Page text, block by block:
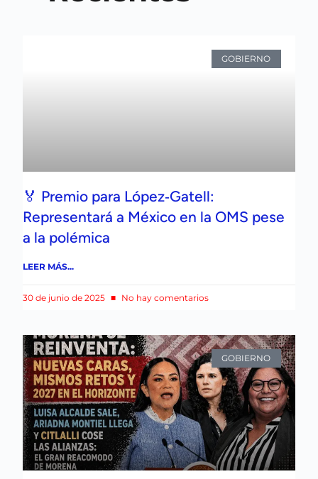
GOBIERNO
🏅 Premio para López‑Gatell:
Representará a México en la OMS pese
a la polémica
LEER MÁS...
30 de junio de 2025 No hay comentarios
GOBIERNO